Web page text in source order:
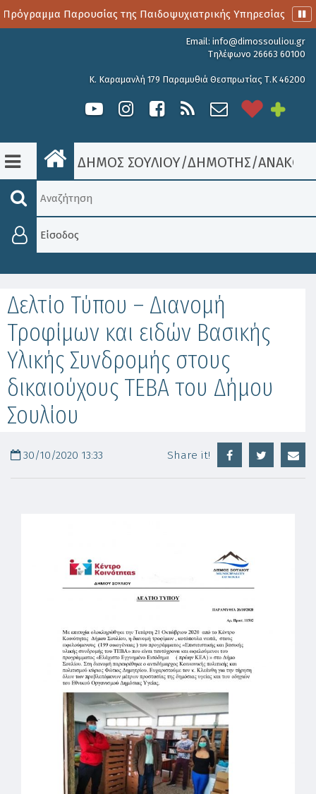
Παρουσίας της Παιδοψυχιατρικής Υπηρεσίας
Email: info@dimossouliou.gr
Τηλέφωνο 26663 60100
Κ. Καραμανλή 179 Παραμυθιά Θεσπρωτίας Τ.Κ 46200
ΔΗΜΟΣ ΣΟΥΛΙΟΥ/ΔΗΜΟΤΗΣ/
Είσοδος
Δελτίο Τύπου – Διανομή
Τροφίμων και ειδών Βασικής
Υλικής Συνδρομής στους
δικαιούχους ΤΕΒΑ του Δήμου
Σουλίου
30/10/2020 13:33 Share it!